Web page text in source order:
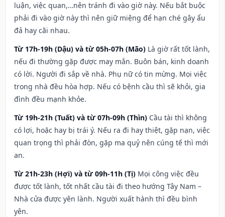
luận, việc quan,…nên tránh đi vào giờ này. Nếu bắt buộc
phải đi vào giờ này thì nên giữ miệng để hạn ché gây ẩu
đả hay cãi nhau.
Từ 17h-19h (Dậu) và từ 05h-07h (Mão) Là giờ rất tốt lành,
nếu đi thường gặp được may mắn. Buôn bán, kinh doanh
có lời. Người đi sắp về nhà. Phụ nữ có tin mừng. Mọi việc
trong nhà đều hòa hợp. Nếu có bệnh cầu thì sẽ khỏi, gia
đình đều mạnh khỏe.
Từ 19h-21h (Tuất) và từ 07h-09h (Thìn) Cầu tài thì không
có lợi, hoặc hay bị trái ý. Nếu ra đi hay thiệt, gặp nạn, việc
quan trọng thì phải đòn, gặp ma quỷ nên cúng tế thì mới
an.
Từ 21h-23h (Hợi) và từ 09h-11h (Tị) Mọi công việc đều
được tốt lành, tốt nhất cầu tài đi theo hướng Tây Nam –
Nhà cửa được yên lành. Người xuất hành thì đều bình
yên.